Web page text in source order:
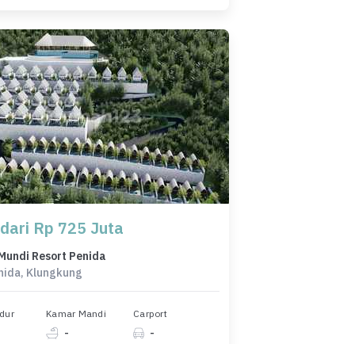
Rp 725 Juta
Resort Penida
Klungkung
Kamar Mandi
-
Carport
-